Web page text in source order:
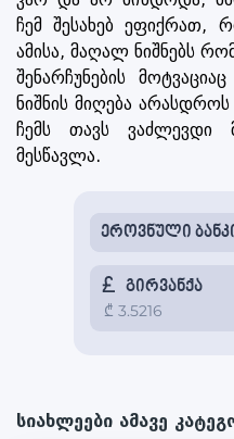
ჩემ შესახებ ეფიქრათ,
ამისა, მაღალ ნიშნებს
შენარჩუნების
ნიშნის მიღება არასდროს
ჩემს თავს ვაძლევდი
მესწავლა.
სიახლეები ამავე